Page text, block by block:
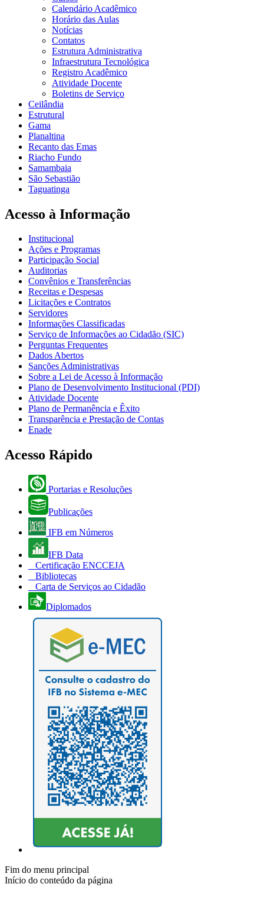
Calendário Acadêmico
Horário das Aulas
Notícias
Contatos
Estrutura Administrativa
Infraestrutura Tecnológica
Registro Acadêmico
Atividade Docente
Boletins de Serviço
Ceilândia
Estrutural
Gama
Planaltina
Recanto das Emas
Riacho Fundo
Samambaia
São Sebastião
Taguatinga
Acesso à Informação
Institucional
Ações e Programas
Participação Social
Auditorias
Convênios e Transferências
Receitas e Despesas
Licitações e Contratos
Servidores
Informações Classificadas
Serviço de Informações ao Cidadão (SIC)
Perguntas Frequentes
Dados Abertos
Sanções Administrativas
Sobre a Lei de Acesso à Informação
Plano de Desenvolvimento Institucional (PDI)
Atividade Docente
Plano de Permanência e Êxito
Transparência e Prestação de Contas
Enade
Acesso Rápido
Portarias e Resoluções
Publicações
IFB em Números
IFB Data
Certificação ENCCEJA
Bibliotecas
Carta de Serviços ao Cidadão
Diplomados
Fim do menu principal
Início do conteúdo da página